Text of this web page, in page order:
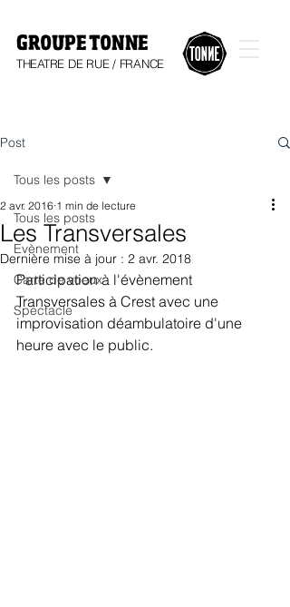
GROUPE TONNE
THEATRE DE RUE / FRANCE
Post
Tous les posts
Evènement
Carte de voeux
Spectacle
Tous les posts
Les Transversales
2 avr. 2016 1 min de lecture
Dernière mise à jour : 2 avr. 2018
Participation à l'évènement
Transversales à Crest avec une
improvisation déambulatoire d'une
heure avec le public.